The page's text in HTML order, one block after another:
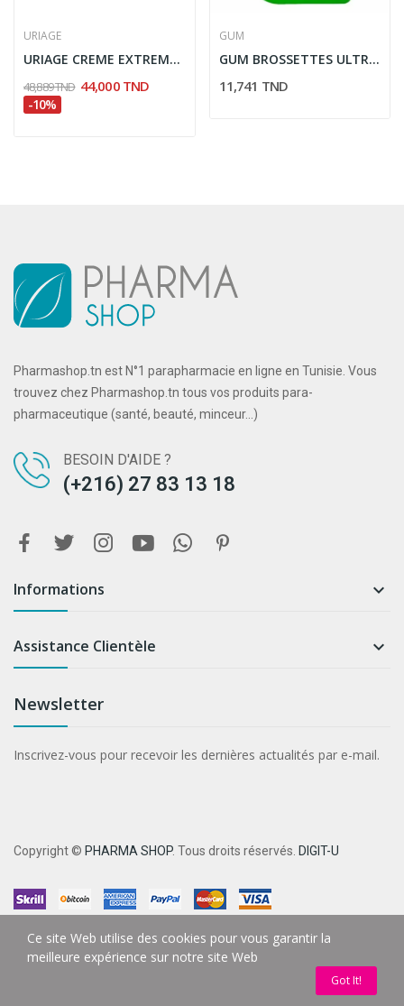
URIAGE
URIAGE CREME EXTREME 90 SPF50 50ML
48,889 TND 44,000 TND
-10%
GUM
GUM BROSSETTES ULTRA FINE CYLINDRIQUE 0,9MM (412)
11,741 TND
Pharmashop.tn est N°1 parapharmacie en ligne en Tunisie. Vous
trouvez chez Pharmashop.tn tous vos produits para-
pharmaceutique (santé, beauté, minceur...)
BESOIN D'AIDE ?
(+216) 27 83 13 18
Informations 
Assistance Clientèle 
Newsletter
Inscrivez-vous pour recevoir les dernières actualités par e-mail.
Copyright © PHARMA SHOP. Tous droits réservés. DIGIT-U
Ce site Web utilise des cookies pour vous garantir la
meilleure expérience sur notre site Web
Got It!